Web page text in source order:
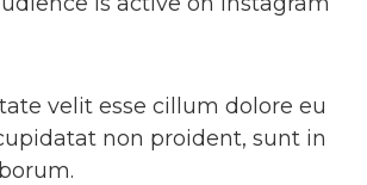
velit esse cillum dolore eu
non proident, sunt in